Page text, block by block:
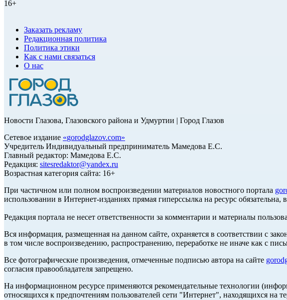
16+
Заказать рекламу
Редакционная политика
Политика этики
Как с нами связаться
О нас
Новости Глазова, Глазовского района и Удмуртии | Город Глазов
Сетевое издание «gorodglazov.com»
Учредитель Индивидуальный предприниматель Мамедова Е.С.
Главный редактор: Мамедова Е.С.
Редакция: sitesredaktor@yandex.ru
Возрастная категория сайта: 16+
При частичном или полном воспроизведении материалов новостного портала
использовании в Интернет-изданиях прямая гиперссылка на ресурс
Редакция портала не несет ответственности за комментарии и материалы
Вся информация, размещенная на данном сайте, охраняется в соответствии с
в том числе воспроизведению, распространению, переработке не иначе как с
Все фотографические произведения, отмеченные подписью автора на сайте
согласия правообладателя запрещено.
На информационном ресурсе применяются рекомендательные технологии
относящихся к предпочтениям пользователей сети "Интернет", находящихся на